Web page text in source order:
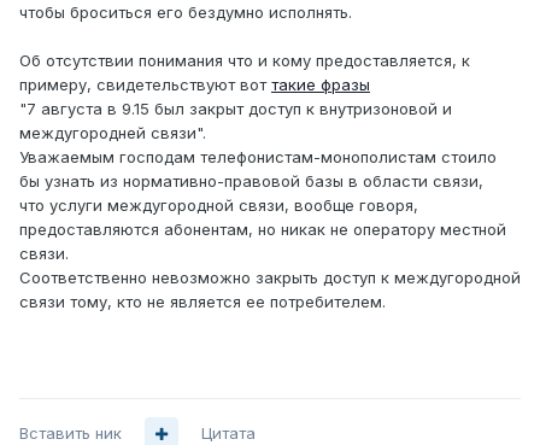
чтобы броситься его бездумно исполнять.
Об отсутствии понимания что и кому предоставляется, к
примеру, свидетельствуют воттакие фразы
"7 августа в 9.15 был закрыт доступ к внутризоновой и
междугородней связи".
Уважаемым господам телефонистам-монополистам стоило
бы узнать из нормативно-правовой базы в области связи,
что услуги междугородной связи, вообще говоря,
предоставляются абонентам, но никак не оператору местной
связи.
Соответственно невозможно закрыть доступ к междугородной
связи тому, кто не является ее потребителем.
Вставить ник Цитата